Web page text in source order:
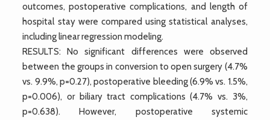
outcomes, postoperative complications, and length of
hospital stay were compared using statistical analyses,
including linear regression modeling.
RESULTS: No significant differences were observed
between the groups in conversion to open surgery (4.7%
vs. 9.9%, p=0.27), postoperative bleeding (6.9% vs. 1.5%,
p=0.006), or biliary tract complications (4.7% vs. 3%,
p=0.638). However, postoperative systemic